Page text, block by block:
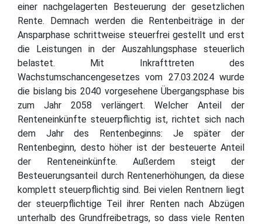
einer nachgelagerten Besteuerung der gesetzlichen
Rente. Demnach werden die Rentenbeiträge in der
Ansparphase schrittweise steuerfrei gestellt und erst
die Leistungen in der Auszahlungsphase steuerlich
belastet. Mit Inkrafttreten des
Wachstumschancengesetzes vom 27.03.2024 wurde
die bislang bis 2040 vorgesehene Übergangsphase bis
zum Jahr 2058 verlängert. Welcher Anteil der
Renteneinkünfte steuerpflichtig ist, richtet sich nach
dem Jahr des Rentenbeginns: Je später der
Rentenbeginn, desto höher ist der besteuerte Anteil
der Renteneinkünfte. Außerdem steigt der
Besteuerungsanteil durch Rentenerhöhungen, da diese
komplett steuerpflichtig sind. Bei vielen Rentnern liegt
der steuerpflichtige Teil ihrer Renten nach Abzügen
unterhalb des Grundfreibetrags, so dass viele Renten